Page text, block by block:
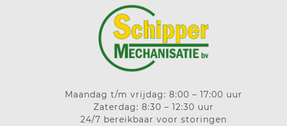
Maandag t/m vrijdag: 8:00 – 17:00 uur
Zaterdag: 8:30 – 12:30 uur
24/7 bereikbaar voor storingen